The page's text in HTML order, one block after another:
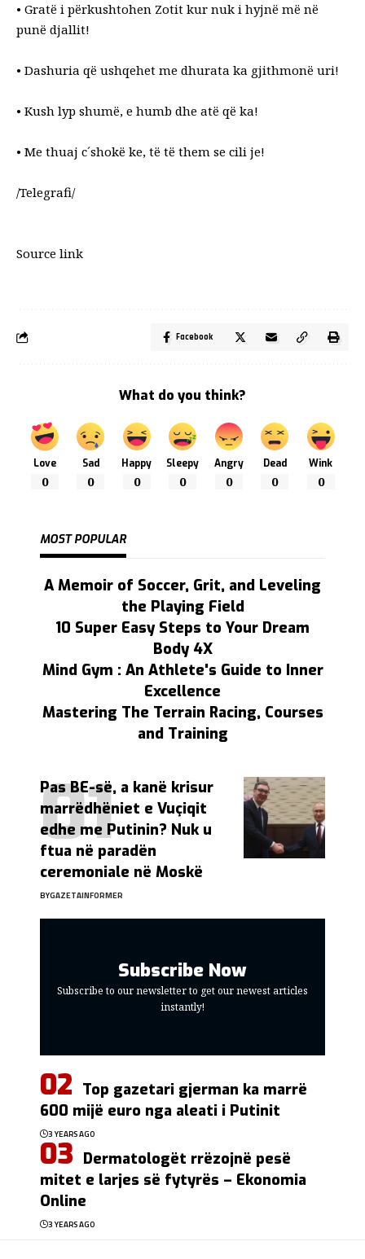
• Gratë i përkushtohen Zotit kur nuk i hyjnë më në
punë djallit!
• Dashuria që ushqehet me dhurata ka gjithmonë uri!
• Kush lyp shumë, e humb dhe atë që ka!
• Me thuaj c´shokë ke, të të them se cili je!
/Telegrafi/
Source link
Facebook
What do you think?
Love
0
Sad
0
Happy
0
Sleepy
0
Angry
0
Dead
0
Wink
0
MOST POPULAR
A Memoir of Soccer, Grit, and Leveling
the Playing Field
10 Super Easy Steps to Your Dream
Body 4X
Mind Gym : An Athlete's Guide to Inner
Excellence
Mastering The Terrain Racing, Courses
and Training
Pas BE-së, a kanë krisur
marrëdhëniet e Vuçiqit
edhe me Putinin? Nuk u
ftua në paradën
ceremoniale në Moskë
BYGAZETAINFORMER
Subscribe Now
Subscribe to our newsletter to get our newest articles
instantly!
Top gazetari gjerman ka marrë
600 mijë euro nga aleati i Putinit
3 YEARS AGO
Dermatologët rrëzojnë pesë
mitet e larjes së fytyrës – Ekonomia
Online
3 YEARS AGO